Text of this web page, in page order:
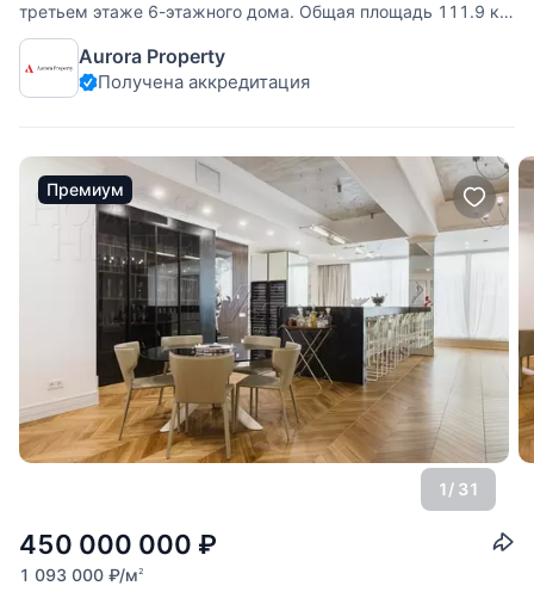
третьем этаже 6-этажного дома. Общая площадь 111.9 кв.
м. Выполнена качественная дизайнерская отделка в
современном стиле. Планировка включает в себя кухню-
гостиную, две спальни,
Aurora Property
Получена аккредитация
Премиум
1/ 31
450 000 000 ₽
1 093 000 ₽/м2